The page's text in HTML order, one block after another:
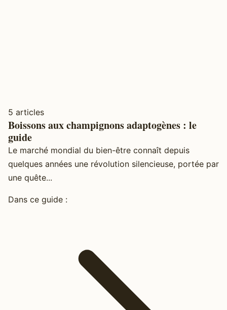
5 articles
Boissons aux champignons adaptogènes : le
guide
Le marché mondial du bien-être connaît depuis
quelques années une révolution silencieuse, portée par
une quête...
Dans ce guide :